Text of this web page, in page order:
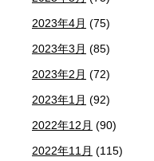
2023年4月 (75)
2023年3月 (85)
2023年2月 (72)
2023年1月 (92)
2022年12月 (90)
2022年11月 (115)